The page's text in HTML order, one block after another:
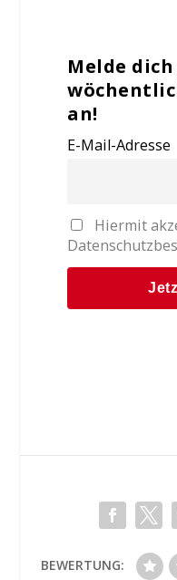
Melde dich
an!
E-Mail-Adresse
Hiermit
BEWERTUNG: